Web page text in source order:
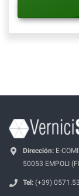
Dirección: E-
50053 EMPOLI
Tel: (+39)